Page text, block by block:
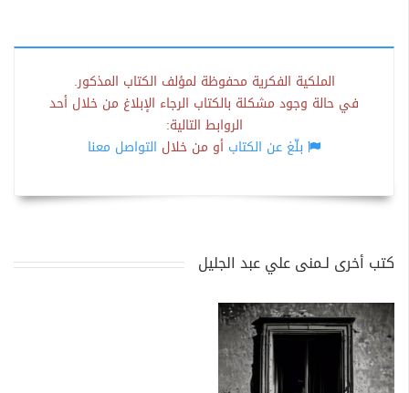
الملكية الفكرية محفوظة لمؤلف الكتاب المذكور.
في حالة وجود مشكلة بالكتاب الرجاء الإبلاغ من خلال أحد
الروابط التالية:
بلّغ عن الكتاب أو من خلال التواصل معنا
كتب أخرى لـمنى علي عبد الجليل